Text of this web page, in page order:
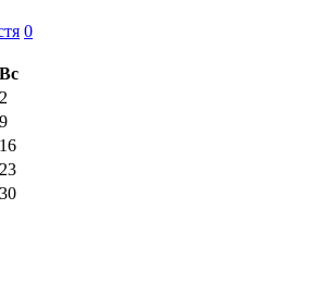
0
Вс
2
9
16
23
30